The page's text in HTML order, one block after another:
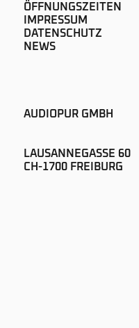
ÖFFNUNGSZEITEN
IMPRESSUM
DATENSCHUTZ
NEWS
AUDIOPUR GMBH
LAUSANNEGASSE 60
CH-1700 FREIBURG